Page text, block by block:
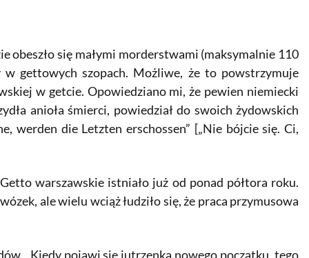
obeszło się małymi morderstwami (maksymalnie 110
gettowych szopach. Możliwe, że to powstrzymuje
w getcie. Opowiedziano mi, że pewien niemiecki
anioła śmierci, powiedział do swoich żydowskich
werden die Letzten erschossen” [„Nie bójcie się. Ci,
warszawskie istniało już od ponad półtora roku.
ale wielu wciąż łudziło się, że praca przymusowa
„Kiedy pojawi się jutrzenka nowego początku, tego